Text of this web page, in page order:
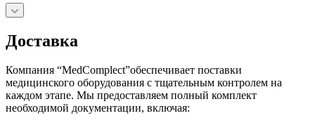
Доставка
Компания “MedComplect”обеспечивает поставки
медицинского оборудования с тщательным контролем на
каждом этапе. Мы предоставляем полный комплект
необходимой документации, включая: